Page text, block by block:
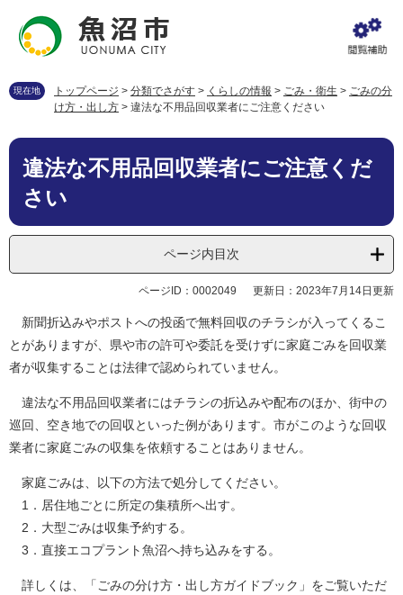
先
す
を
し
へ
現在地 トップページ > 分類でさがす > くらしの情報 > ごみ・衛生 > ごみの分
け方・出し方 > 違法な不用品回収業者にご注意ください
本
違法な不用品回収業者にご注意くだ
さい
ページ内目次
ページID：0002049 更新日：2023年7月14日更新
新聞折込みやポストへの投函で無料回収のチラシが入ってくるこ
とがありますが、県や市の許可や委託を受けずに家庭ごみを回収業
者が収集することは法律で認められていません。
違法な不用品回収業者にはチラシの折込みや配布のほか、街中の
巡回、空き地での回収といった例があります。市がこのような回収
業者に家庭ごみの収集を依頼することはありません。
家庭ごみは、以下の方法で処分してください。
1．居住地ごとに所定の集積所へ出す。
2．大型ごみは収集予約する。
3．直接エコプラント魚沼へ持ち込みをする。
詳しくは、「ごみの分け方・出し方ガイドブック」をご覧いただ